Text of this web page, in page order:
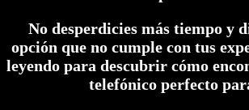
No desperdicies más tiempo y
opción que no cumple con tus
leyendo para descubrir cómo
telefónico perfecto